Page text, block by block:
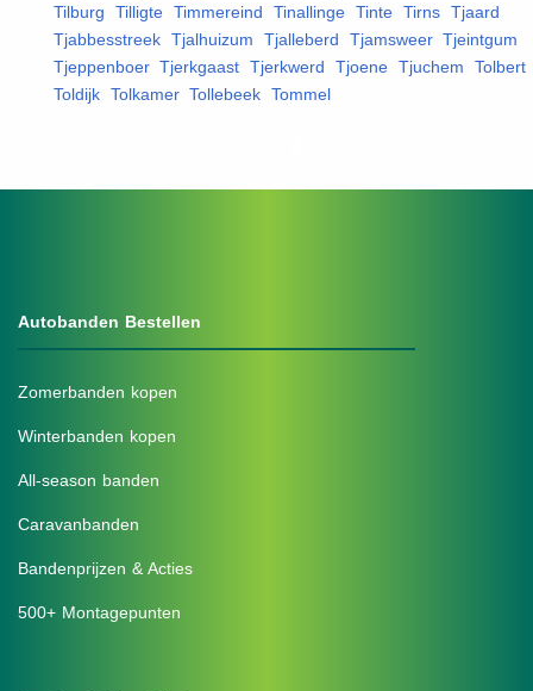
Tilburg
Tilligte Timmereind Tinallinge Tinte Tirns Tjaard
Tjabbesstreek Tjalhuizum Tjalleberd Tjamsweer, Tjeintgum
Tjeppenboer, Tjerkgaast Tjerkwerd Tjoene Tjuchem Tolbert
Toldijk Tolkamer, Tollebeek Tommel
Autobanden Bestellen
Zomerbanden kopen
Winterbanden kopen
All-season banden
Caravanbanden
Bandenprijzen & Acties
500+ Montagepunten